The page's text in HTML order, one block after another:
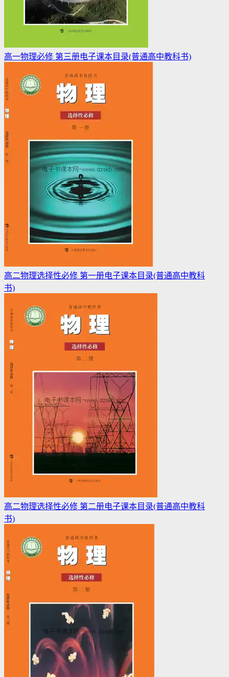
高一物理必修 第三册电子课本目录(普通高中教科书)
高二物理选择性必修 第一册电子课本目录(普通高中教科
书)
高二物理选择性必修 第二册电子课本目录(普通高中教科
书)